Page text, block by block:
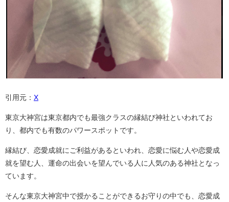
引用元： X
東京大神宮は東京都内でも最強クラスの縁結び神社といわれてお
り、都内でも有数のパワースポットです。
縁結び、恋愛成就にご利益があるといわれ、恋愛に悩む人や恋愛成
就を望む人、運命の出会いを望んでいる人に人気のある神社となっ
ています。
そんな東京大神宮中で授かることができるお守りの中でも、恋愛成